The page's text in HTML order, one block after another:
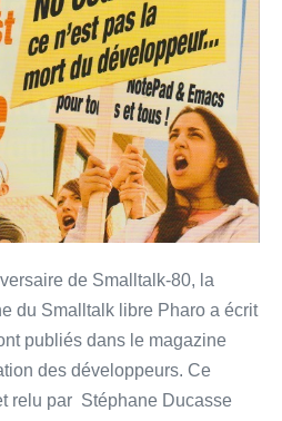
de Smalltalk-80, la
du Smalltalk libre Pharo a écrit
publiés dans le magazine
des développeurs. Ce
relu par Stéphane Ducasse